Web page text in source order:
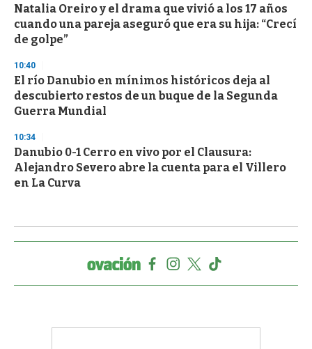
Natalia Oreiro y el drama que vivió a los 17 años
cuando una pareja aseguró que era su hija: “Crecí
de golpe”
10:40
El río Danubio en mínimos históricos deja al
descubierto restos de un buque de la Segunda
Guerra Mundial
10:34
Danubio 0-1 Cerro en vivo por el Clausura:
Alejandro Severo abre la cuenta para el Villero
en La Curva